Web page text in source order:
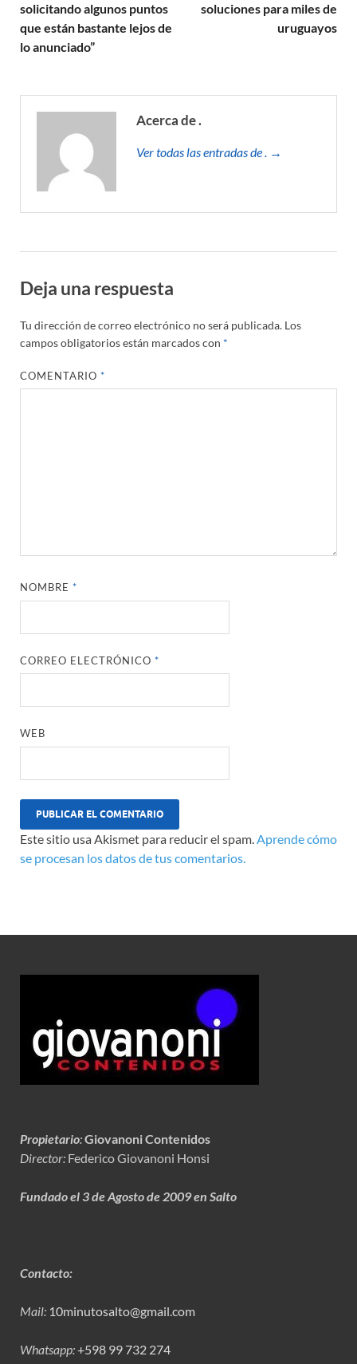
solicitando algunos puntos
que están bastante lejos de
lo anunciado”
soluciones para miles de
uruguayos
Acerca de .
Ver todas las entradas de . →
Deja una respuesta
Tu dirección de correo electrónico no será publicada. Los
campos obligatorios están marcados con *
COMENTARIO*
NOMBRE*
CORREO ELECTRÓNICO*
WEB
Este sitio usa Akismet para reducir el spam. Aprende cómo
se procesan los datos de tus comentarios.
Propietario:Giovanoni Contenidos
Director: Federico Giovanoni Honsi
Fundado el 3 de Agosto de 2009 en Salto
Contacto:
Mail: 10minutosalto@gmail.com
Whatsapp:+598 99 732 274